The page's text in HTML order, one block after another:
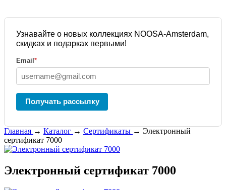
Узнавайте о новых коллекциях NOOSA-Amsterdam,
скидках и подарках первыми!
Email *
Получать рассылку
Главная → Каталог → Сертификаты → Электронный
сертификат 7000
Электронный сертификат 7000